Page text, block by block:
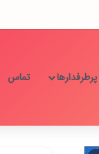
پرطرفدارها تماس